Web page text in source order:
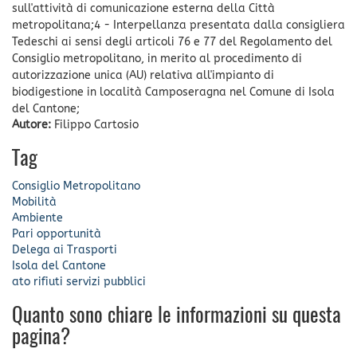
sull'attività di comunicazione esterna della Città
metropolitana;4 - Interpellanza presentata dalla consigliera
Tedeschi ai sensi degli articoli 76 e 77 del Regolamento del
Consiglio metropolitano, in merito al procedimento di
autorizzazione unica (AU) relativa all'impianto di
biodigestione in località Camposeragna nel Comune di Isola
del Cantone;
Autore: Filippo Cartosio
Tag
Consiglio Metropolitano
Mobilità
Ambiente
Pari opportunità
Delega ai Trasporti
Isola del Cantone
ato rifiuti servizi pubblici
Quanto sono chiare le informazioni su questa
pagina?